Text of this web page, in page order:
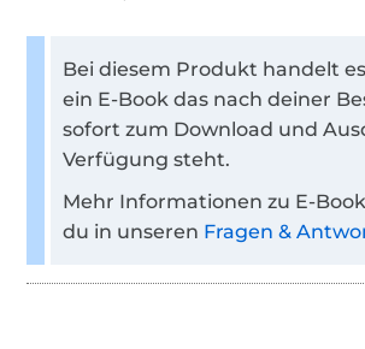
Bei diesem Produkt handelt
ein E-Book das nach deiner
sofort zum Download und
Verfügung steht.
Mehr Informationen zu E-
du in unseren Fragen &